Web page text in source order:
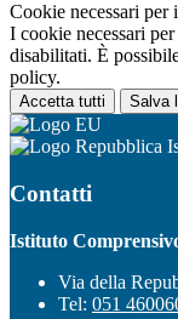
Cookie necessari per
I cookie necessari
disabilitati. È
policy.
Accetta tutti Salva
Contatti
Istituto
Via della
Tel: 051